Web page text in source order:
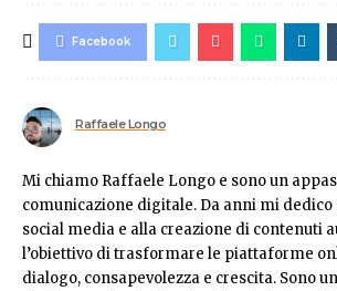
Facebook
Raffaele Longo
Mi chiamo Raffaele Longo e sono un
comunicazione digitale. Da anni mi
social media e alla creazione di contenuti
l’obiettivo di trasformare le piattaforme
dialogo, consapevolezza e crescita. Sono